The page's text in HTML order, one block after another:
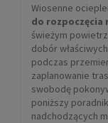
Wiosenne
do rozpoczęcia
świeżym
dobór
podczas
zaplanowanie
swobodę
poniższy
nadchodzących